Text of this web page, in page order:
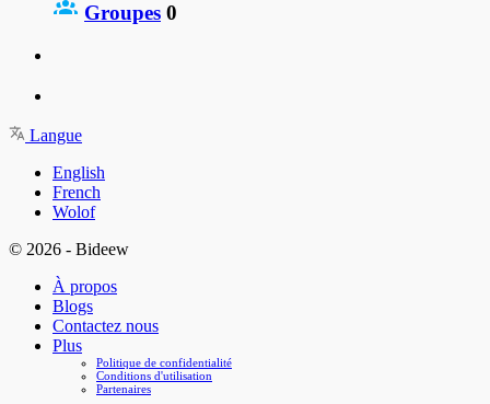
Groupes 0
Langue
English
French
Wolof
© 2026 - Bideew
À propos
Blogs
Contactez nous
Plus
Politique de confidentialité
Conditions d'utilisation
Partenaires